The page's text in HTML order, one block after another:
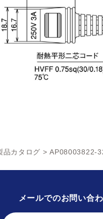
品カタログ > AP08003822-
メールでのお問い合